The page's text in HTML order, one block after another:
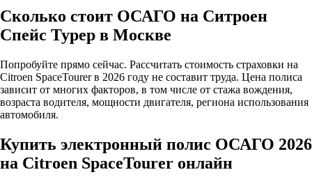
Сколько стоит ОСАГО на Ситроен
Спейс Турер в Москве
Попробуйте прямо сейчас. Рассчитать стоимость страховки на
Citroen SpaceTourer в 2026 году не составит труда. Цена полиса
зависит от многих факторов, в том числе от стажа вождения,
возраста водителя, мощности двигателя, региона использования
автомобиля.
Купить электронный полис ОСАГО 2026
на Citroen SpaceTourer онлайн